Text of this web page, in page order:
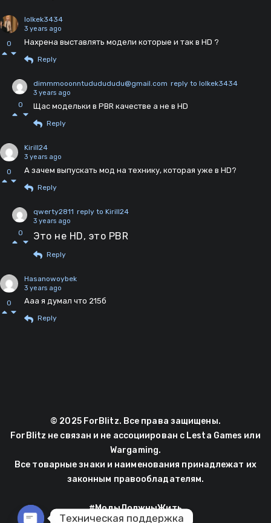
0
lolkek3434
3 years ago
Нахрена выставлять модели которые и так в HD ?
Reply
0
dimmmooonntududududu@gmail.com reply to lolkek3434
3 years ago
Щас модельки в PBR качестве а не в HD
Reply
0
Kirill24
3 years ago
А зачем выпускать мод на технику, которая уже в HD?
Reply
0
qwerty2811 reply to Kirill24
3 years ago
Это не HD, это PBR
Reply
0
Hasanowoybek
3 years ago
Ааа я думал что 215б
Reply
© 2025 ForBlitz. Все права защищены.
ForBlitz не связан и не ассоциирован с Lesta Games или
Wargaming.
Все товарные знаки и наименования принадлежат их
законным правообладателям.
#МодыДолжныЖить
Техническая поддержка